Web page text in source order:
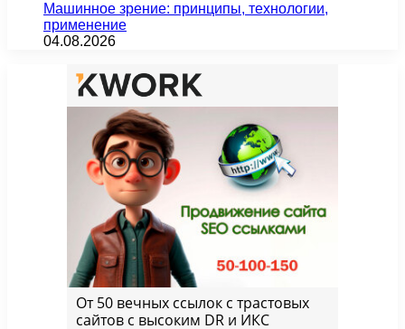
Машинное зрение: принципы, технологии,
применение
04.08.2026